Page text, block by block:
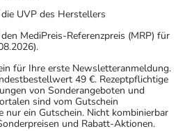
UVP des Herstellers
MediPreis-Referenzpreis (MRP) für
für Ihre erste Newsletteranmeldung.
49 €. Rezeptpflichtige
von Sonderangeboten und
sind vom Gutschein
nur ein Gutschein. Nicht kombinierbar
und Rabatt-Aktionen.